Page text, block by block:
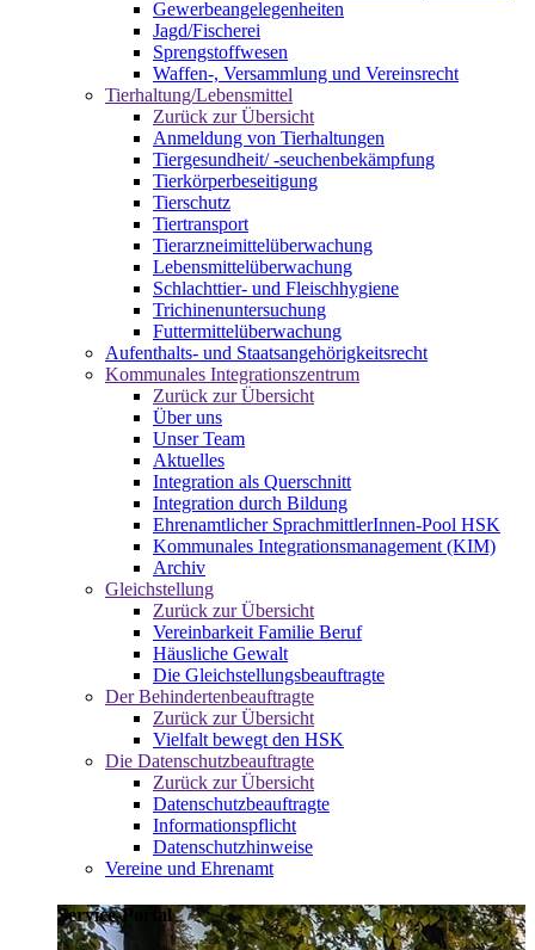
Gewerbeangelegenheiten
Jagd/Fischerei
Sprengstoffwesen
Waffen-, Versammlung und Vereinsrecht
Tierhaltung/Lebensmittel
Zurück zur Übersicht
Anmeldung von Tierhaltungen
Tiergesundheit/ -seuchenbekämpfung
Tierkörperbeseitigung
Tierschutz
Tiertransport
Tierarzneimittelüberwachung
Lebensmittelüberwachung
Schlachttier- und Fleischhygiene
Trichinenuntersuchung
Futtermittelüberwachung
Aufenthalts- und Staatsangehörigkeitsrecht
Kommunales Integrationszentrum
Zurück zur Übersicht
Über uns
Unser Team
Aktuelles
Integration als Querschnitt
Integration durch Bildung
Ehrenamtlicher SprachmittlerInnen-Pool HSK
Kommunales Integrationsmanagement (KIM)
Archiv
Gleichstellung
Zurück zur Übersicht
Vereinbarkeit Familie Beruf
Häusliche Gewalt
Die Gleichstellungsbeauftragte
Der Behindertenbeauftragte
Zurück zur Übersicht
Vielfalt bewegt den HSK
Die Datenschutzbeauftragte
Zurück zur Übersicht
Datenschutzbeauftragte
Informationspflicht
Datenschutzhinweise
Vereine und Ehrenamt
Service-Portal